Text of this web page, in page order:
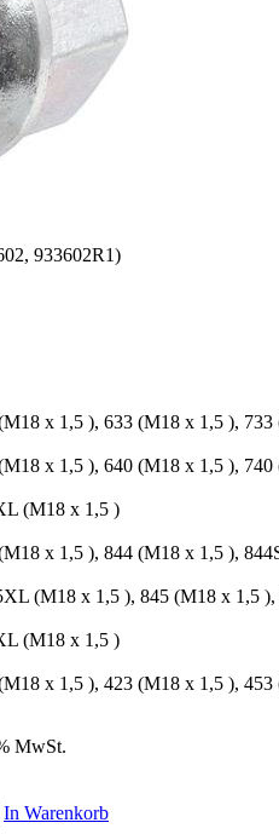
933602R1)
x 1,5 ), 633 (M18 x 1,5 ),
x 1,5 ), 640 (M18 x 1,5 ),
(M18 x 1,5 )
x 1,5 ), 844 (M18 x 1,5 ),
(M18 x 1,5 ), 845 (M18 x 1,5
(M18 x 1,5 )
x 1,5 ), 423 (M18 x 1,5 ),
MwSt.
In Warenkorb